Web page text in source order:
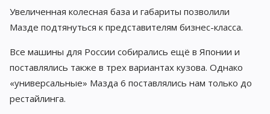
Увеличенная колесная база и габариты позволили
Мазде подтянуться к представителям бизнес-класса.
Все машины для России собирались ещё в Японии и
поставлялись также в трех вариантах кузова. Однако
«универсальные» Мазда 6 поставлялись нам только до
рестайлинга.